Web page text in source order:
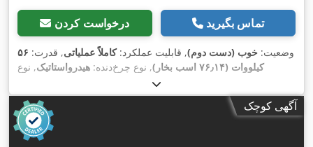
درخواست کردن تماس بگیرید
وضعیت: خوب (دست دوم), قابلیت عملکرد:کاملاً عملیاتی, قدرت: ۵۶
کیلووات (۷۶٫۱۴ اسب بخار)
, نوع چرخ‌دنده: هیدرواستاتیک, نوع
, توان بلند کردن:۲٬۲۰۰ کیلوگرم/متر
۲۰۰۸, ساعت کارکرد: ۴٬۸۷۱ h , تجهیزات:چنگال پالت, کابین ,
آگهی کوچک